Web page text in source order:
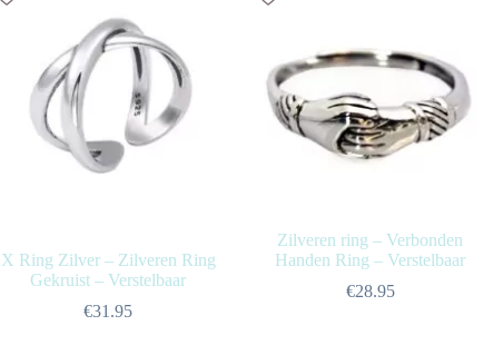
X Ring Zilver – Zilveren Ring
Gekruist – Verstelbaar
€31.95
Zilveren ring – Verbonden
Handen Ring – Verstelbaar
€28.95